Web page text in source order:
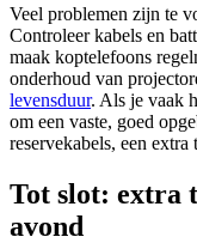
Veel problemen zijn te
Controleer kabels en
maak koptelefoons
onderhoud van
levensduur. Als je vaak
om een vaste, goed
reservekabels, een extra
Tot slot: extra
avond